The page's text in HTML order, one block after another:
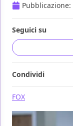
Pubblicazione:
Seguici su
Condividi
FOX